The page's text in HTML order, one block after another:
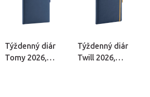
Týždenný diár
Tomy 2026,
Týždenný diár
Twill 2026,